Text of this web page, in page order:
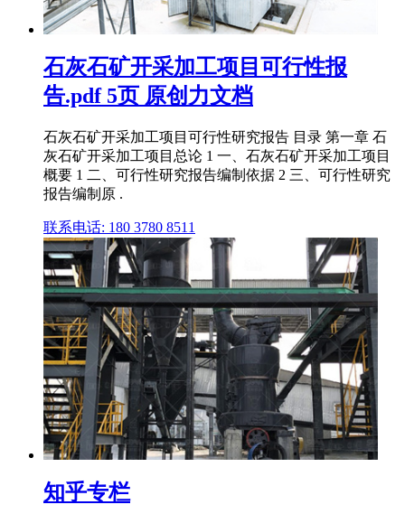
石灰石矿开采加工项目可行性报
告.pdf 5页 原创力文档
石灰石矿开采加工项目可行性研究报告 目录 第一章 石
灰石矿开采加工项目总论 1 一、石灰石矿开采加工项目
概要 1 二、可行性研究报告编制依据 2 三、可行性研究
报告编制原 .
联系电话: 180 3780 8511
知乎专栏